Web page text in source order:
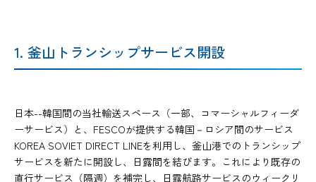
1. 釜山トランシップサービス開設
日本--韓国間の当社輸送スペース（一部、コマーシャルフィーダ
ーサービス）と、FESCOが提供する韓国－ロシア間のサービス
KOREA SOVIET DIRECT LINEを利用し、釜山港でのトランシップ
サービスを新たに開設し、日露間を結びます。これにより既存の
直行サービス（隔週）を補完し、日露航路サービスのウィークリ